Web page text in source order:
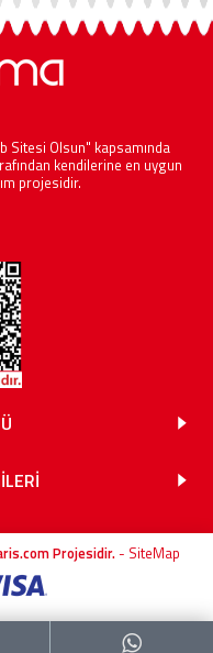
Sitesi Olsun" kapsamında
kendilerine en uygun
projesidir.
Projesidir.- SiteMap